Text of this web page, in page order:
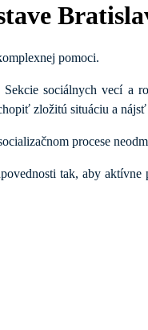
pomoci.
sociálnych vecí a
zložitú situáciu a
procese
tak, abyaktívne